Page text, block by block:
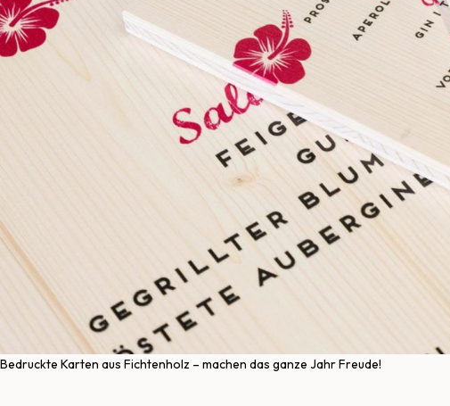
Bedruckte Karten aus Fichtenholz – machen das ganze Jahr Freude!